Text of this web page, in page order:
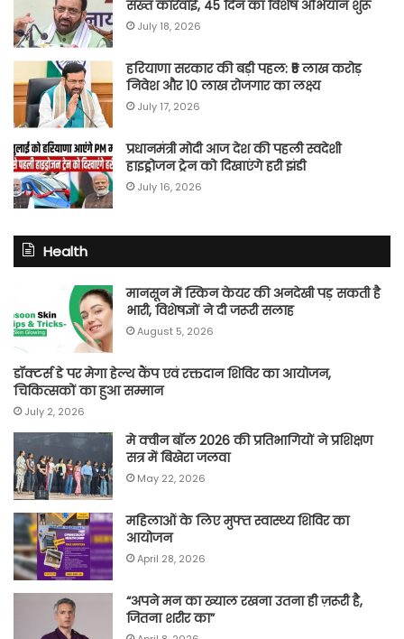
सख्त कार्रवाई, 45 दिन का विशेष अभियान शुरू
July 18, 2026
हरियाणा सरकार की बड़ी पहल: ₹5 लाख करोड़
निवेश और 10 लाख रोजगार का लक्ष्य
July 17, 2026
प्रधानमंत्री मोदी आज देश की पहली स्वदेशी
हाइड्रोजन ट्रेन को दिखाएंगे हरी झंडी
July 16, 2026
Health
मानसून में स्किन केयर की अनदेखी पड़ सकती है
भारी, विशेषज्ञों ने दी जरूरी सलाह
August 5, 2026
डॉक्टर्स डे पर मेगा हेल्थ कैंप एवं रक्तदान शिविर का आयोजन,
चिकित्सकों का हुआ सम्मान
July 2, 2026
मे क्वीन बॉल 2026 की प्रतिभागियों ने प्रशिक्षण
सत्र में बिखेरा जलवा
May 22, 2026
महिलाओं के लिए मुफ्त स्वास्थ्य शिविर का
आयोजन
April 28, 2026
“अपने मन का ख्याल रखना उतना ही ज़रूरी है,
जितना शरीर का”